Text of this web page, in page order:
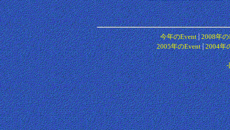
今年のEvent|2008年
2005年のEvent|2004年
-